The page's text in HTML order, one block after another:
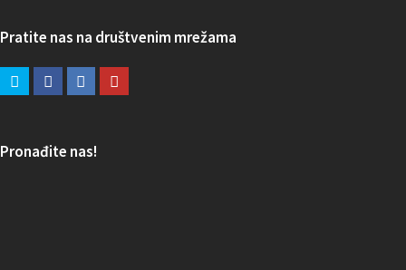
Pratite nas na društvenim mrežama
Pronađite nas!